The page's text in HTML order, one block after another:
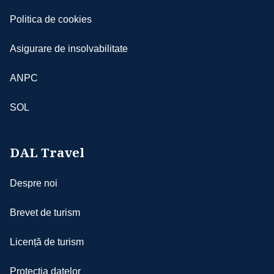
dacă este cazul.
orice companie de asigurări autorizată.
rambursabilă. Pentru alegerea unei
- în derularea excursiei pot apărea situaţii
aerian, blocarea aeroporturilor din raţiuni
raţiuni politice, greve, condiţii meteo
unor cheltuieli suplimentare aferente
începând cu bancheta a doua, în ordinea
de single pentru cazare NU beneficiază de 2
- agenţia nu-şi asumă responsabilitatea în
Politica de cookies
Asigurare de insolvabilitate
ANPC
SOL
DAL Travel
Despre noi
Brevet de turism
Licență de turism
Protecția datelor